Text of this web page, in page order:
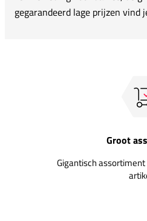
gegarandeerd lage prijzen vind
Groot
Gigantisch